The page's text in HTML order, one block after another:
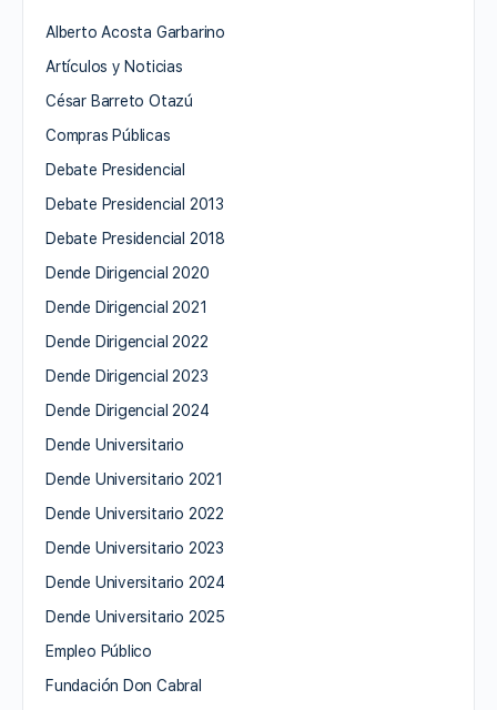
Alberto Acosta Garbarino
Artículos y Noticias
César Barreto Otazú
Compras Públicas
Debate Presidencial
Debate Presidencial 2013
Debate Presidencial 2018
Dende Dirigencial 2020
Dende Dirigencial 2021
Dende Dirigencial 2022
Dende Dirigencial 2023
Dende Dirigencial 2024
Dende Universitario
Dende Universitario 2021
Dende Universitario 2022
Dende Universitario 2023
Dende Universitario 2024
Dende Universitario 2025
Empleo Público
Fundación Don Cabral